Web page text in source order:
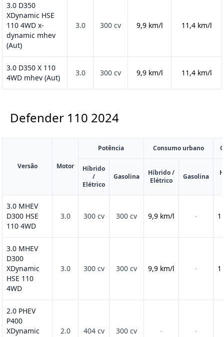
3.0 D350
XDynamic HSE
110 4WD x-
dynamic mhev
(Aut)
3.0 300 cv 9,9 km/l 11,4 km/l
3.0 D350 X 110
4WD mhev (Aut)
3.0 300 cv 9,9 km/l 11,4 km/l
Defender 110 2024
Versão Motor
Potência Consumo urbano
Híbrido
/
Elétrico
Gasolina
Híbrido /
Elétrico
Gasolina
3.0 MHEV
D300 HSE
110 4WD
3.0 300 cv 300 cv 9,9 km/l -
3.0 MHEV
D300
XDynamic
HSE 110
4WD
3.0 300 cv 300 cv 9,9 km/l -
2.0 PHEV
P400
XDynamic
2.0 404 cv 300 cv - -